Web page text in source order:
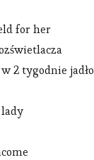
for her
2 tygodnie